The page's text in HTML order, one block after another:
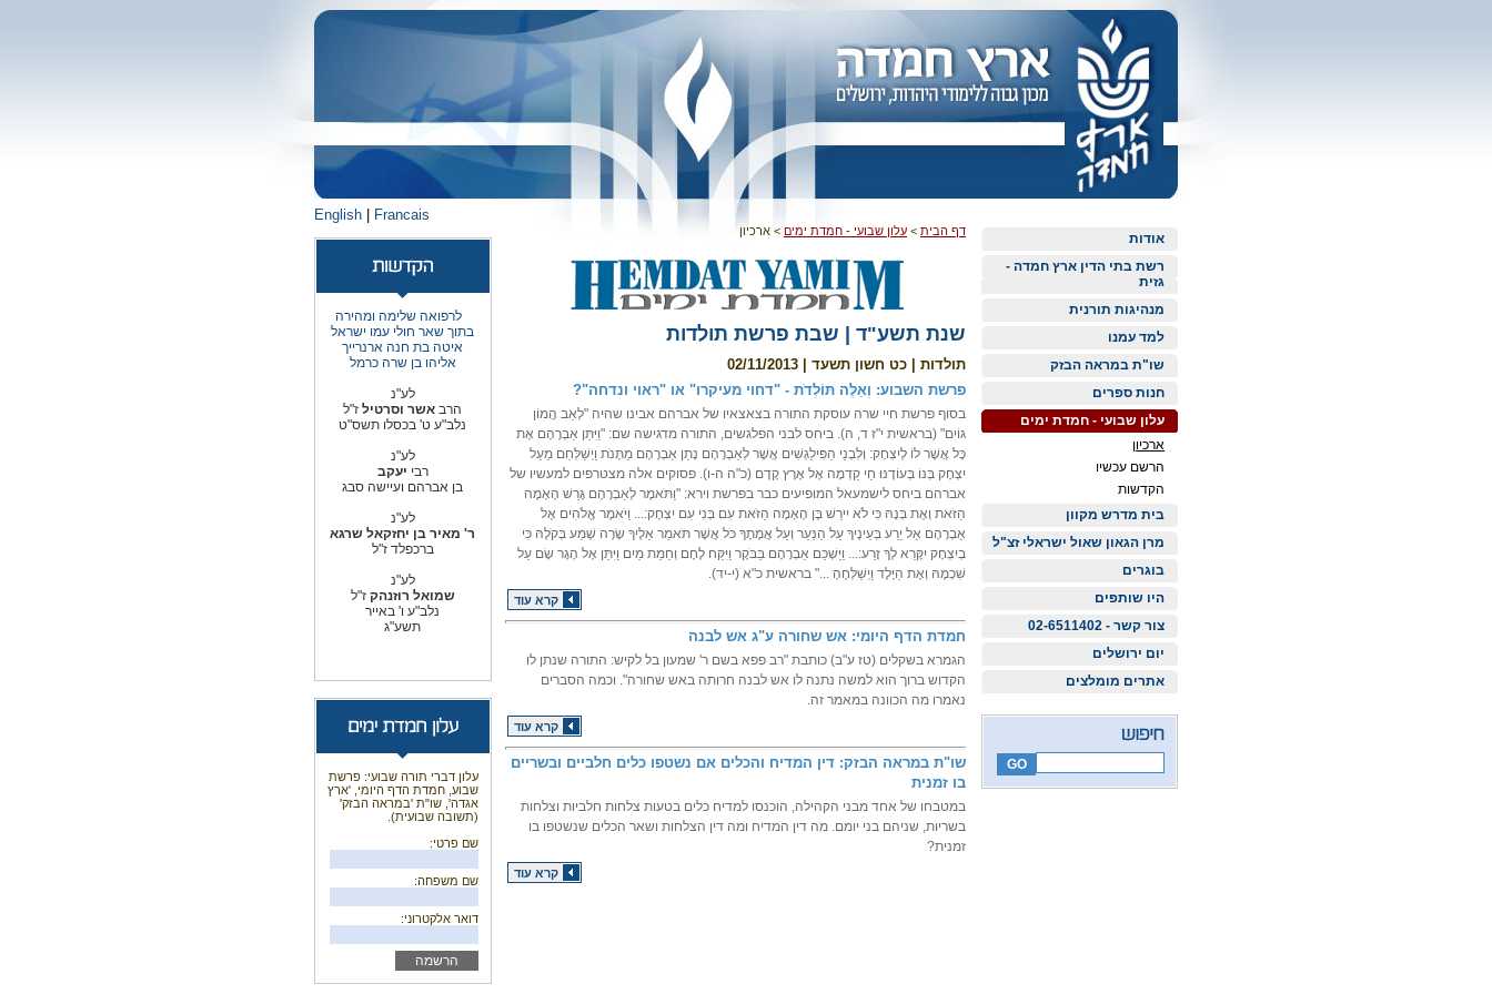
English Francais
אודות
רשת בתי הדין ארץ חמדה -
גזית
מנהיגות תורנית
למד עמנו
שו"ת במראה הבזק
חנות ספרים
עלון שבועי - חמדת ימים
ארכיון
הרשם עכשיו
הקדשות
בית מדרש מקוון
מרן הגאון שאול ישראלי זצ"ל
בוגרים
היו שותפים
צור קשר - 02-6511402
יום ירושלים
אתרים מומלצים
דף הבית > עלון שבועי - חמדת ימים > ארכיון
שנת תשע"ד | שבת פרשת תולדות
תולדות | כט חשון תשעד | 02/11/2013
פרשת השבוע: וְאֵלֶּה תּוֹלְדֹת - "דחוי מעיקרו" או "ראוי ונדחה"?
בסוף פרשת חיי שרה עוסקת התורה בצאצאיו של אברהם אבינו שהיה "לְאַב הֲמוֹן
גּוֹיִם" (בראשית י"ז ד, ה). ביחס לבני הפלגשים, התורה מדגישה שם: "וַיִּתֵּן אַבְרָהָם אֶת
כָּל אֲשֶׁר לוֹ לְיִצְחָק: וְלִבְנֵי הַפִּילַגְשִׁים אֲשֶׁר לְאַבְרָהָם נָתַן אַבְרָהָם מַתָּנֹת וַיְשַׁלְּחֵם מֵעַל
יִצְחָק בְּנוֹ בְּעוֹדֶנּוּ חַי קֵדְמָה אֶל אֶרֶץ קֶדֶם (כ"ה ה-ו). פסוקים אלה מצטרפים למעשיו של
אברהם ביחס לישמעאל המופיעים כבר בפרשת וירא: "וַתֹּאמֶר לְאַבְרָהָם גָּרֵשׁ הָאָמָה
הַזֹּאת וְאֶת בְּנָהּ כִּי לֹא יִירַשׁ בֶּן הָאָמָה הַזֹּאת עִם בְּנִי עִם יִצְחָק:... וַיֹּאמֶר אֱלֹהִים אֶל
אַבְרָהָם אַל יֵרַע בְּעֵינֶיךָ עַל הַנַּעַר וְעַל אֲמָתֶךָ כֹּל אֲשֶׁר תֹּאמַר אֵלֶיךָ שָׂרָה שְׁמַע בְּקֹלָהּ כִּי
בְיִצְחָק יִקָּרֵא לְךָ זָרַע:... וַיַּשְׁכֵּם אַבְרָהָם בַּבֹּקֶר וַיִּקַּח לֶחֶם וְחֵמַת מַיִם וַיִּתֵּן אֶל הָגָר שָׂם עַל
שִׁכְמָהּ וְאֶת הַיֶּלֶד וַיְשַׁלְּחֶהָ ..." בראשית כ"א (י-יד).
קרא עוד
חמדת הדף היומי: אש שחורה ע"ג אש לבנה
הגמרא בשקלים (טז ע"ב) כותבת "רב פפא בשם ר' שמעון בל לקיש: התורה שנתן לו
הקדוש ברוך הוא למשה נתנה לו אש לבנה חרותה באש שחורה". וכמה הסברים
נאמרו מה הכוונה במאמר זה.
קרא עוד
שו"ת במראה הבזק: דין המדיח והכלים אם נשטפו כלים חלביים ובשריים
בו זמנית
במטבחו של אחד מבני הקהילה, הוכנסו למדיח כלים בטעות צלחות חלביות וצלחות
בשריות, שניהם בני יומם. מה דין המדיח ומה דין הצלחות ושאר הכלים שנשטפו בו
זמנית?
קרא עוד
לרפואה שלימה ומהירה
בתוך שאר חולי עמו ישראל
איטה בת חנה ארנרייך
אליהו בן שרה כרמל
לע"נ
הרב אשר וסרטיל ז"ל
נלב"ע ט' בכסלו תשס"ט
לע"נ
רבי יעקב
בן אברהם ועיישה סבג
לע"נ
ר' מאיר בן יחזקאל שרגא
ברכפלד ז"ל
לע"נ
שמואל רוזנהק ז"ל
נלב"ע ו' באייר
תשע"ג
עלון דברי תורה שבועי: פרשת
שבוע, חמדת הדף היומי, 'ארץ
אגדה', שו"ת 'במראה הבזק'
(תשובה שבועית).
שם פרטי:
שם משפחה:
דואר אלקטרוני: